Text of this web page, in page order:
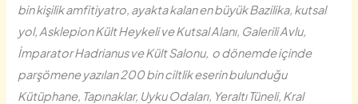
bin kişilik amfitiyatro, ayakta kalan en büyük Bazilika, kutsal
yol, Asklepion Kült Heykeli ve Kutsal Alanı, Galerili Avlu,
İmparator Hadrianus ve Kült Salonu, o dönemde içinde
parşömene yazılan 200 bin ciltlik eserin bulunduğu
Kütüphane, Tapınaklar, Uyku Odaları, Yeraltı Tüneli, Kral